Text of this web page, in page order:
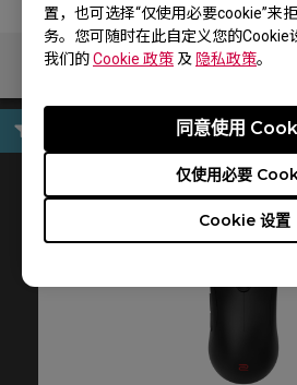
置，也可选择“仅使用必要cookie”来
务。您可随时在此自定义您的Cookie
我们的Cookie 政策 及 隐私政策。
Cookie 设置
仅使用必要
同意使用